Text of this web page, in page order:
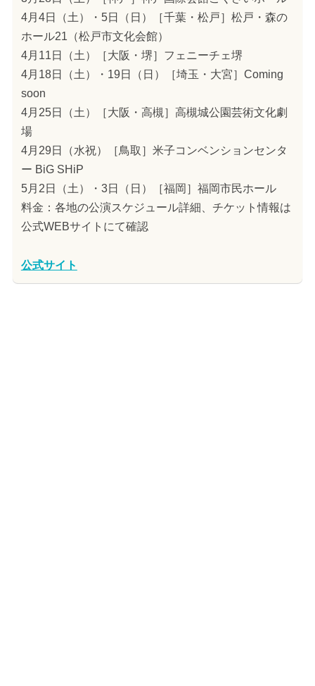
4月4日（土）・5日（日）［千葉・松戸］松戸・森の
ホール21（松戸市文化会館）
4月11日（土）［大阪・堺］フェニーチェ堺
4月18日（土）・19日（日）［埼玉・大宮］Coming
soon
4月25日（土）［大阪・高槻］高槻城公園芸術文化劇
場
4月29日（水祝）［鳥取］米子コンベンションセンタ
ー BiG SHiP
5月2日（土）・3日（日）［福岡］福岡市民ホール
料金：各地の公演スケジュール詳細、チケット情報は
公式WEBサイトにて確認
公式サイト